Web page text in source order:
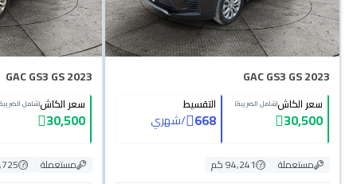
GAC GS3 GS 2023
سعر الكاش(شامل الضريبة)
30,500
التقسيط
668
/شهري
مستعملة
94,241 كم
GAC GS3 GS 2023
سعر الكاش(شامل
30,500
مستعملة